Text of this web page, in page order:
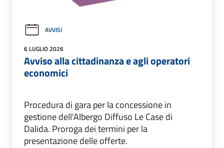
AVVISI
6 LUGLIO 2026
Avviso alla cittadinanza e agli operatori
economici
Procedura di gara per la concessione in
gestione dell'Albergo Diffuso Le Case di
Dalida. Proroga dei termini per la
presentazione delle offerte.